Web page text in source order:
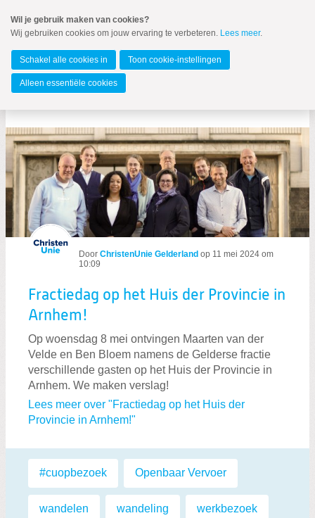
naar
Spring
de
inhoud
Spring
naar
Gelderland
MENU
Zoeken:
Zoeken
Door ChristenUnie Gelderland op 11 mei 2024 om
10:09
Fractiedag op het Huis der Provincie in
Arnhem!
Op woensdag 8 mei ontvingen Maarten van der
Velde en Ben Bloem namens de Gelderse fractie
verschillende gasten op het Huis der Provincie in
Arnhem. We maken verslag!
Lees meer over "Fractiedag op het Huis der
Provincie in Arnhem!"
Labels:
#cuopbezoek Openbaar Vervoer
wandelen wandeling werkbezoek
Wil je gebruik maken van cookies?
Wij gebruiken cookies om jouw ervaring te verbeteren. Lees meer.
Schakel alle cookies in Toon cookie-instellingen
Alleen essentiële cookies